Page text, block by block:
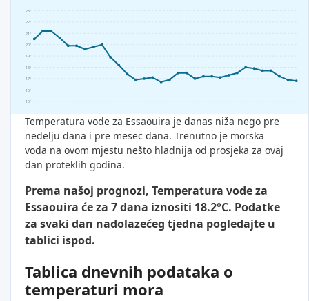
15°
16°
17°
18°
19°
20°
21°
22°
23°
Temperatura vode za Essaouira je danas niža nego pre
nedelju dana i pre mesec dana. Trenutno je morska
voda na ovom mjestu nešto hladnija od prosjeka za ovaj
dan proteklih godina.
Prema našoj prognozi, Temperatura vode za
Essaouira će za 7 dana iznositi 18.2°C. Podatke
za svaki dan nadolazećeg tjedna pogledajte u
tablici ispod.
Tablica dnevnih podataka o
temperaturi mora